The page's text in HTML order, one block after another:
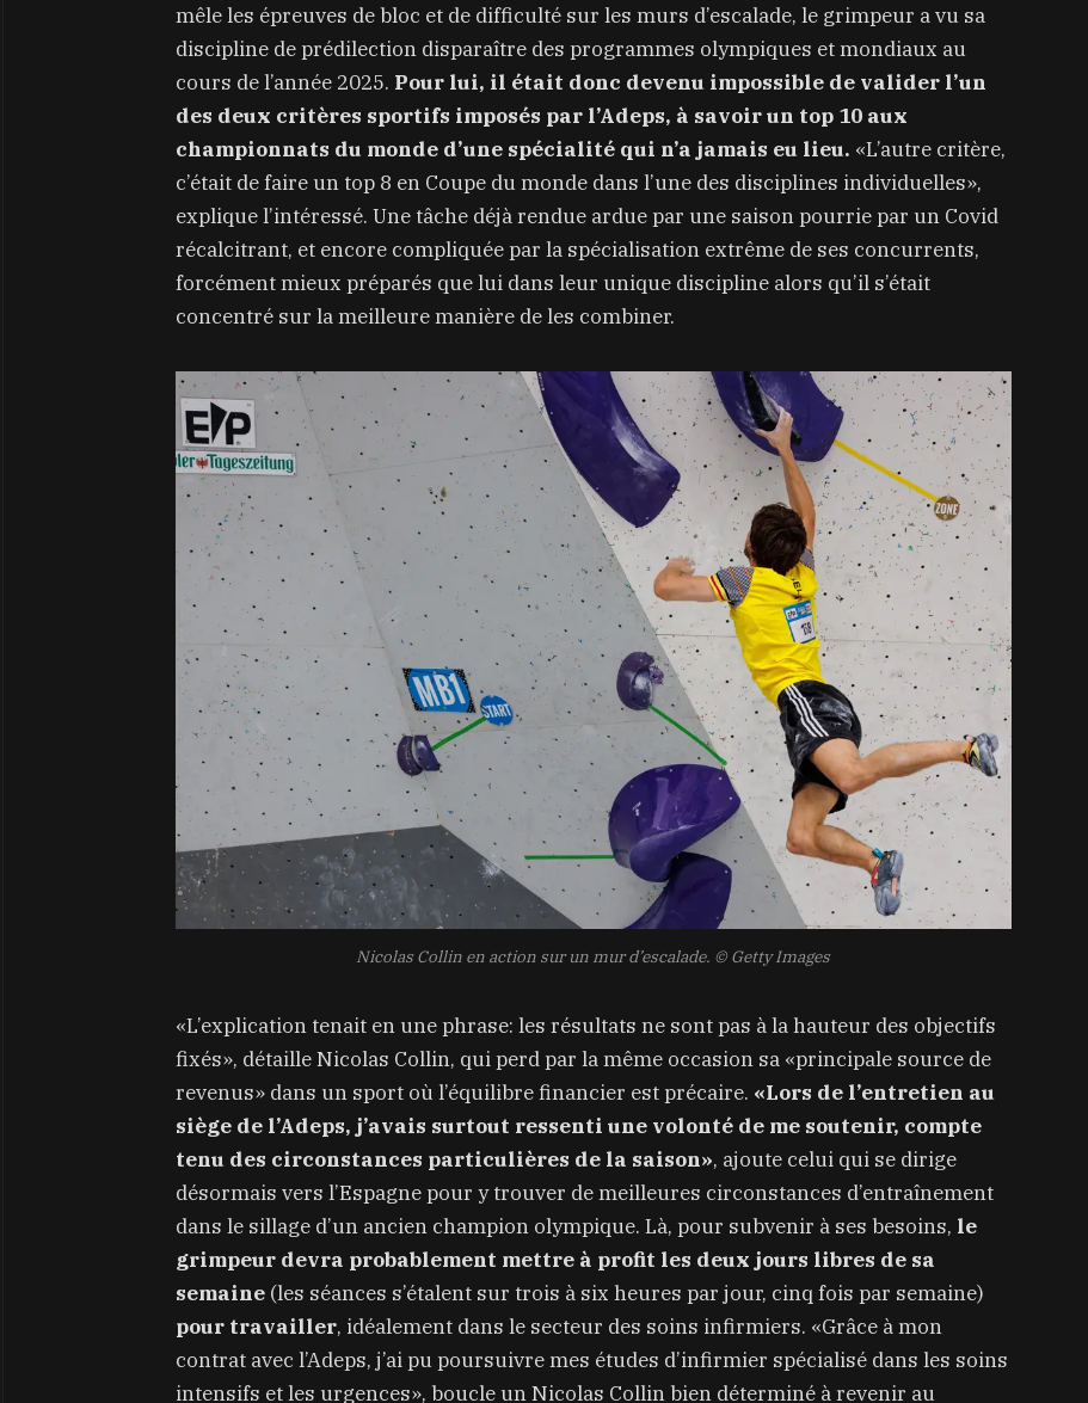
mêle les épreuves de bloc et de difficulté sur les murs d’escalade, le grimpeur a vu sa
discipline de prédilection disparaître des programmes olympiques et mondiaux au
cours de l’année 2025. Pour lui, il était donc devenu impossible de valider l’un
des deux critères sportifs imposés par l’Adeps, à savoir un top 10 aux
championnats du monde d’une spécialité qui n’a jamais eu lieu. «L’autre critère,
c’était de faire un top 8 en Coupe du monde dans l’une des disciplines individuelles»,
explique l’intéressé. Une tâche déjà rendue ardue par une saison pourrie par un Covid
récalcitrant, et encore compliquée par la spécialisation extrême de ses concurrents,
forcément mieux préparés que lui dans leur unique discipline alors qu’il s’était
concentré sur la meilleure manière de les combiner.
Nicolas Collin en action sur un mur d’escalade. © Getty Images
«L’explication tenait en une phrase: les résultats ne sont pas à la hauteur des objectifs
fixés», détaille Nicolas Collin, qui perd par la même occasion sa «principale source de
revenus» dans un sport où l’équilibre financier est précaire. «Lors de l’entretien au
siège de l’Adeps, j’avais surtout ressenti une volonté de me soutenir, compte
tenu des circonstances particulières de la saison», ajoute celui qui se dirige
désormais vers l’Espagne pour y trouver de meilleures circonstances d’entraînement
dans le sillage d’un ancien champion olympique. Là, pour subvenir à ses besoins, le
grimpeur devra probablement mettre à profit les deux jours libres de sa
semaine(les séances s’étalent sur trois à six heures par jour, cinq fois par semaine)
pour travailler, idéalement dans le secteur des soins infirmiers. «Grâce à mon
contrat avec l’Adeps, j’ai pu poursuivre mes études d’infirmier spécialisé dans les soins
intensifs et les urgences», boucle un Nicolas Collin bien déterminé à revenir au